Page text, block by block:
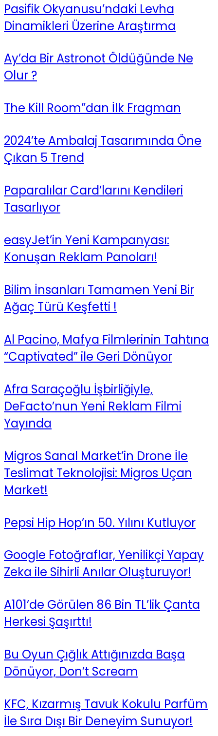
Pasifik Okyanusu’ndaki Levha
Dinamikleri Üzerine Araştırma
Ay’da Bir Astronot Öldüğünde Ne
Olur ?
The Kill Room”dan İlk Fragman
2024’te Ambalaj Tasarımında Öne
Çıkan 5 Trend
Paparalılar Card’larını Kendileri
Tasarlıyor
easyJet’in Yeni Kampanyası:
Konuşan Reklam Panoları!
Bilim İnsanları Tamamen Yeni Bir
Ağaç Türü Keşfetti !
Al Pacino, Mafya Filmlerinin Tahtına
“Captivated” ile Geri Dönüyor
Afra Saraçoğlu İşbirliğiyle,
DeFacto’nun Yeni Reklam Filmi
Yayında
Migros Sanal Market’in Drone İle
Teslimat Teknolojisi: Migros Uçan
Market!
Pepsi Hip Hop’ın 50. Yılını Kutluyor
Google Fotoğraflar, Yenilikçi Yapay
Zeka ile Sihirli Anılar Oluşturuyor!
A101’de Görülen 86 Bin TL’lik Çanta
Herkesi Şaşırttı!
Bu Oyun Çığlık Attığınızda Başa
Dönüyor, Don’t Scream
KFC, Kızarmış Tavuk Kokulu Parfüm
İle Sıra Dışı Bir Deneyim Sunuyor!